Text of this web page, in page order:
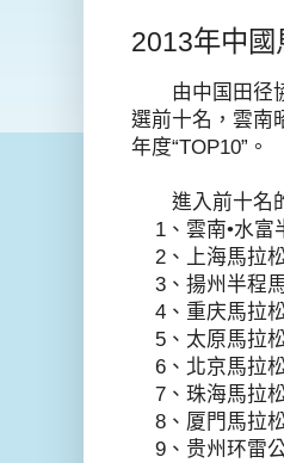
2013年中
由中国田径協
選前十名，雲南
年度“TOP10”。
進入前十名的
1、雲南•水富
2、上海馬拉松
3、揚州半程
4、重庆馬拉松
5、太原馬拉松
6、北京馬拉松
7、珠海馬拉
8、厦門馬拉松
9、贵州环雷